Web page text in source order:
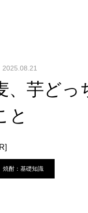
2025.08.21
、芋どっ
と
焼酎：基礎知識